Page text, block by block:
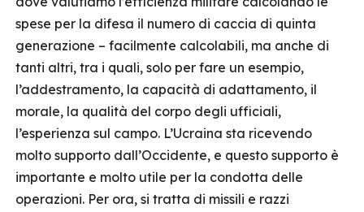
spese per la difesa il numero di caccia di quinta
generazione – facilmente calcolabili, ma anche di
tanti altri, tra i quali, solo per fare un esempio,
l’addestramento, la capacità di adattamento, il
morale, la qualità del corpo degli ufficiali,
l’esperienza sul campo. L’Ucraina sta ricevendo
molto supporto dall’Occidente, e questo supporto è
importante e molto utile per la condotta delle
operazioni. Per ora, si tratta di missili e razzi